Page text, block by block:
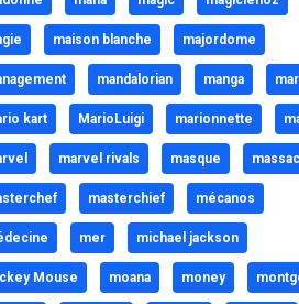
maison blanche majordome
mandalorian manga
kart MarioLuigi marionnette
marvel rivals masque
masterchief mécanos
mer michael jackson
Mouse moana money